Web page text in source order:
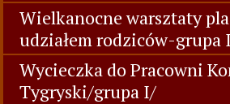
Wielkanocne warsztaty
udziałem rodziców-grupa I
Wycieczka do Pracowni
Tygryski/grupa I/